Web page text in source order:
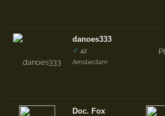
danoes333
♂ 42
Amsterdam
Doc. Fox